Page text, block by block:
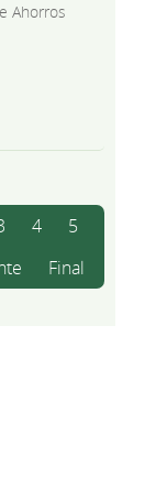
Ahorros
4
5
Final